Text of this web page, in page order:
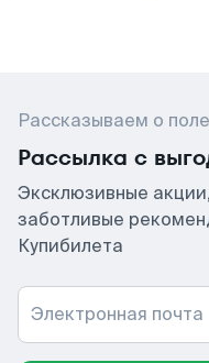
Рассказываем о
Рассылка с
Эксклюзивные
заботливые
Купибилета
Электронная почта